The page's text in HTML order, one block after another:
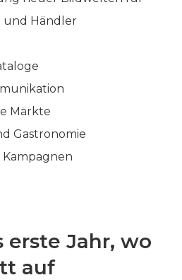
und Händler
Märkte
Gastronomie
erste Jahr, wo
auf